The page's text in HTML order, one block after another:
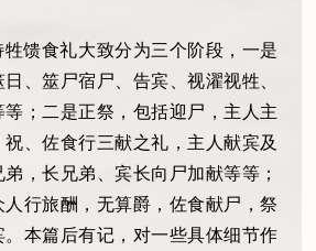
馈食礼大致分为三个阶段，一是
、筮尸宿尸、告宾、视濯视牲、
等；二是正祭，包括迎尸，主人主
、佐食行三献之礼，主人献宾及
，长兄弟、宾长向尸加献等等；
人行旅酬，无算爵，佐食献尸，祭
本篇后有记，对一些具体细节作